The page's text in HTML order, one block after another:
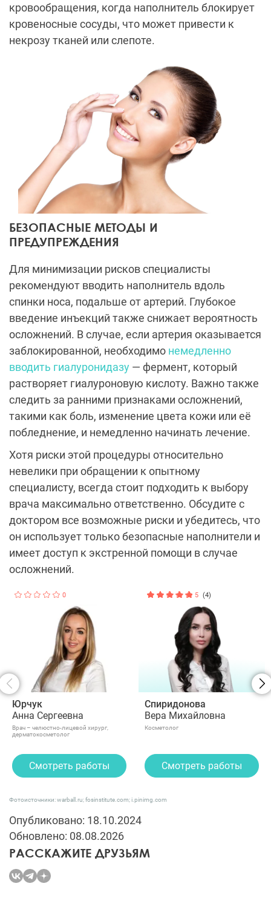
кровообращения, когда наполнитель блокирует
кровеносные сосуды, что может привести к
некрозу тканей или слепоте.
БЕЗОПАСНЫЕ МЕТОДЫ И
ПРЕДУПРЕЖДЕНИЯ
Для минимизации рисков специалисты
рекомендуют вводить наполнитель вдоль
спинки носа, подальше от артерий. Глубокое
введение инъекций также снижает вероятность
осложнений. В случае, если артерия оказывается
заблокированной, необходимо немедленно
вводить гиалуронидазу — фермент, который
растворяет гиалуроновую кислоту. Важно также
следить за ранними признаками осложнений,
такими как боль, изменение цвета кожи или её
побледнение, и немедленно начинать лечение.
Хотя риски этой процедуры относительно
невелики при обращении к опытному
специалисту, всегда стоит подходить к выбору
врача максимально ответственно. Обсудите с
доктором все возможные риски и убедитесь, что
он использует только безопасные наполнители и
имеет доступ к экстренной помощи в случае
осложнений.
Юрчук
Анна Сергеевна
0
Врач – челюстно-лицевой хирург,
дерматокосметолог
Смотреть работы
Спиридонова
Вера Михайловна
5 (4)
Косметолог
Смотреть работы
Фотоисточники: warball.ru; fosinstitute.com; i.pinimg.com
Опубликовано: 18.10.2024
Обновлено: 08.08.2026
РАССКАЖИТЕ ДРУЗЬЯМ